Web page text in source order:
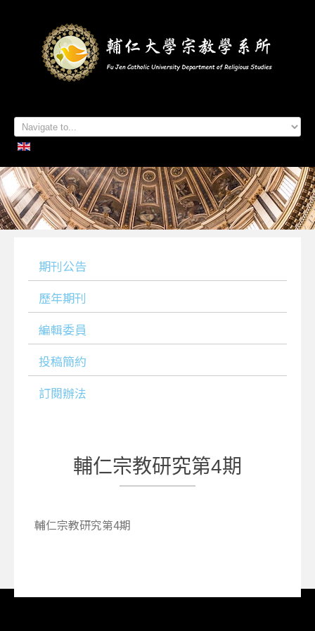
首頁
系所簡介
本系成員
學生專區
招生資訊
各項活動
研究及出版
系所友專區
聯絡我們
期刊公告
歷年期刊
編輯委員
投稿簡約
訂閱辦法
輔仁宗教研究第4期
輔仁宗教研究第4期